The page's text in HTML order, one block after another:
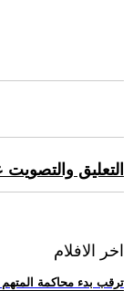
التعليق
اخر الافلام
.. ترقب بدء محاكمة